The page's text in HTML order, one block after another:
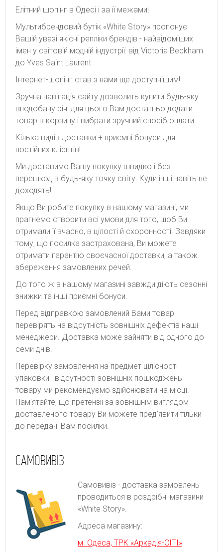
Елітний шопінг в Одесі і за її межами!
Мультибрендовий бутік «White Story» пропонує
Вашій увазі якісні репліки брендів - найвідоміших
імен у світовій модній індустрії: від Victoria Beckham
до Yves Saint Laurent.
Інтернет-шопінг став з нами ще доступнішим!
Зручна навігація сайту дозволить купити будь-яку
вподобану річ: для цього Вам достатньо додати
товар в корзину і вибрати зручний спосіб оплати.
Кілька видів доставки + приємні бонуси для
постійних клієнтів!
Ми доставимо Вашу покупку швидко і без
перешкод в будь-яку точку світу. Куди інші навіть не
доходять!
Якщо Ви робите покупку в нашому магазині, ми
прагнемо створити всі умови для того, щоб Ви
отримали її вчасно, в цілості й схоронності. Завдяки
тому, що посилка застрахована, Ви можете
отримати гарантію своєчасної доставки, а також
збереження замовлених речей.
До того ж в нашому магазині завжди діють сезонні
знижки та інші приємні бонуси.
Перед відправкою замовлений Вами товар
перевірять на відсутність зовнішніх дефектів наші
менеджери. Доставка може зайняти від одного до
семи днів.
Перевірку замовлення на предмет цілісності
упаковки і відсутності зовнішніх пошкоджень
товару ми рекомендуємо здійснювати на місці.
Пам'ятайте, що претензії за зовнішнім виглядом
доставленого товару Ви можете пред'явити тільки
до передачі Вам посилки.
САМОВИВІЗ
Самовивіз - доставка замовлень
проводиться в роздрібні магазини
«White Story».
Адреса магазину:
м. Одеса, ТРК «Аркадія-СІТІ»